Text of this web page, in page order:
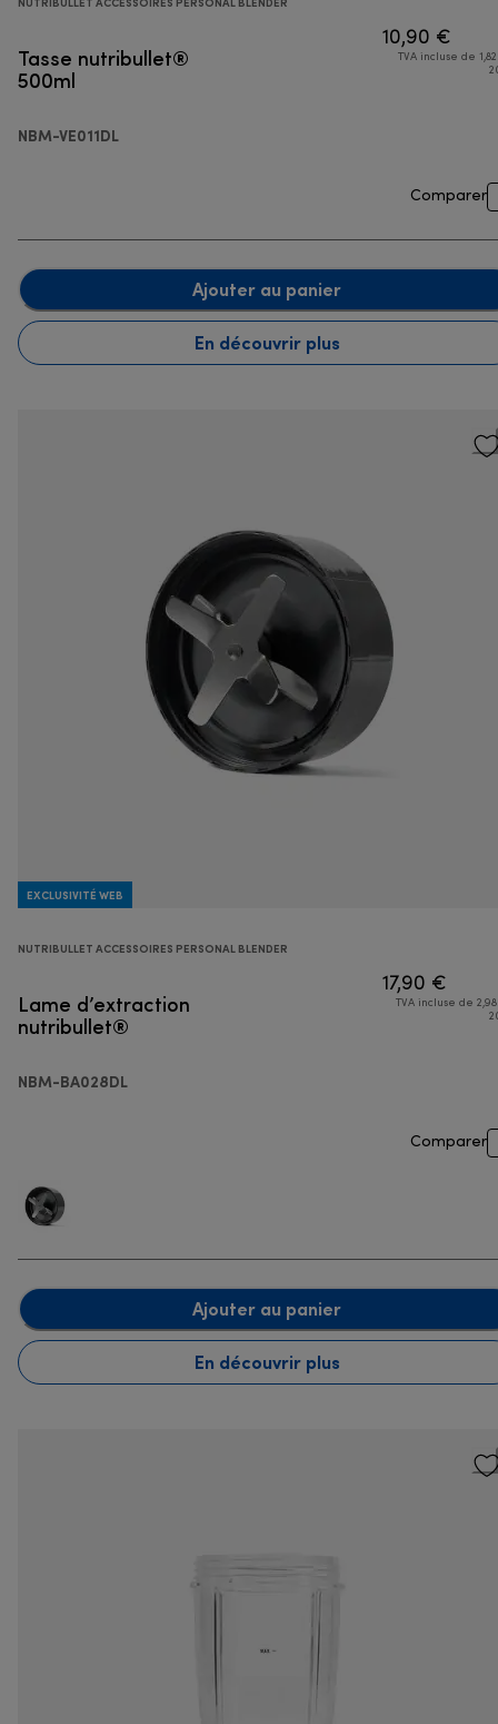
Tasse nutribullet®
500ml
NBM-VE011DL
10,90 €
TVA incluse de
Comparer
Ajouter au panier
En découvrir plus
EXCLUSIVITÉ WEB
NUTRIBULLET ACCESSOIRES PERSONAL BLENDER
Lame d’extraction
nutribullet®
NBM-BA028DL
17,90 €
TVA incluse de
Comparer
Ajouter au panier
En découvrir plus